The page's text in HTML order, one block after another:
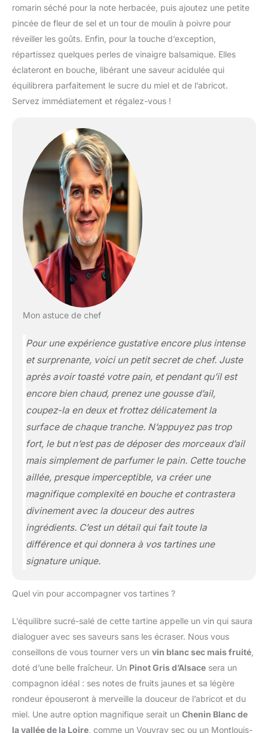
romarin séché pour la note herbacée, puis ajoutez une petite
pincée de fleur de sel et un tour de moulin à poivre pour
réveiller les goûts. Enfin, pour la touche d’exception,
répartissez quelques perles de vinaigre balsamique. Elles
éclateront en bouche, libérant une saveur acidulée qui
équilibrera parfaitement le sucre du miel et de l’abricot.
Servez immédiatement et régalez-vous !
Mon astuce de chef
Pour une expérience gustative encore plus intense
et surprenante, voici un petit secret de chef. Juste
après avoir toasté votre pain, et pendant qu’il est
encore bien chaud, prenez une gousse d’ail,
coupez-la en deux et frottez délicatement la
surface de chaque tranche. N’appuyez pas trop
fort, le but n’est pas de déposer des morceaux d’ail
mais simplement de parfumer le pain. Cette touche
aillée, presque imperceptible, va créer une
magnifique complexité en bouche et contrastera
divinement avec la douceur des autres
ingrédients. C’est un détail qui fait toute la
différence et qui donnera à vos tartines une
signature unique.
Quel vin pour accompagner vos tartines ?
L’équilibre sucré-salé de cette tartine appelle un vin qui saura
dialoguer avec ses saveurs sans les écraser. Nous vous
conseillons de vous tourner vers un vin blanc sec mais fruité
doté d’une belle fraîcheur. Un Pinot Gris d’Alsace sera un
compagnon idéal : ses notes de fruits jaunes et sa légère
rondeur épouseront à merveille la douceur de l’abricot et du
miel. Une autre option magnifique serait un Chenin Blanc de
la vallée de la Loire , comme un Vouvray sec ou un Montlouis-